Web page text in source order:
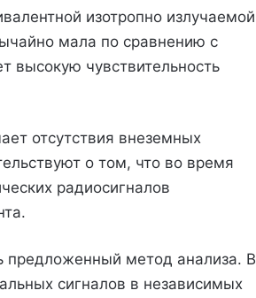
изотропно излучаемой
мала по сравнению с
высокую чувствительность
отсутствия внеземных
о том, что во время
радиосигналов
предложенный метод анализа. В
сигналов в независимых